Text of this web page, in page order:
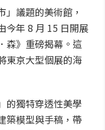
議題的美術館，
今年 8 月 15 日開展
森》重磅揭幕。這
東京大型個展的海
的獨特穿透性美學
築模型與手稿，帶